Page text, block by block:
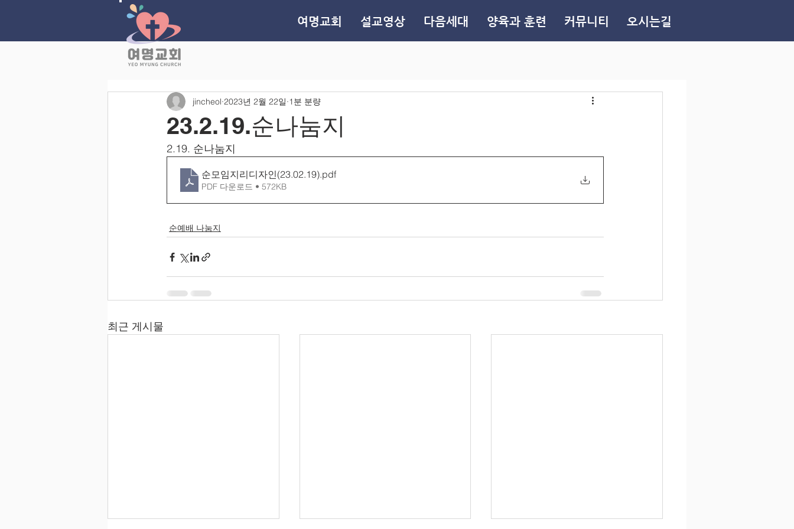
여명교회 설교영상 다음세대 양육과 훈련 커뮤니티 오시는길
23.2.19.순나눔지
jincheol 2023년 2월 22일 1분 분량
2.19. 순나눔지
순모임지리디자인(23.02.19).pdf
PDF 다운로드 • 572KB
순예배 나눔지
최근 게시물